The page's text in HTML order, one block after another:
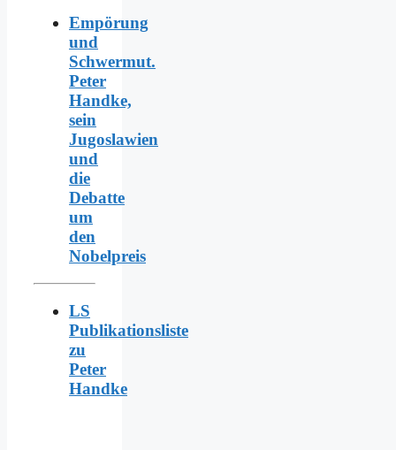
Empörung
und
Schwermut.
Peter
Handke,
sein
Jugoslawien
und
die
Debatte
um
den
Nobelpreis
LS
Publikationsliste
zu
Peter
Handke